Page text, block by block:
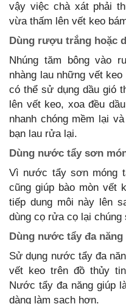
vậy việc chà xát phải
vừa thấm lên vết keo
Dùng rượu trắng hoặc
Nhúng tăm bông vào
nhàng lau những vết
có thể sử dụng dầu gió
lên vết keo, xoa đều
nhanh chóng mềm lại
bạn lau rửa lại.
Dùng nước tẩy sơn
Vì nước tẩy sơn móng
cũng giúp bào mòn vết
tiếp dung môi này lên
dùng cọ rửa cọ lại chúng
Dùng nước tẩy đa năng
Sử dụng nước tẩy đa
vết keo trên đồ thủy
Nước tẩy đa năng giúp
dàng làm sạch hơn.